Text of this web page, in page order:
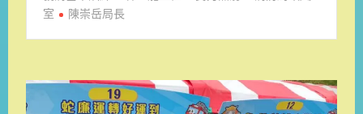
室
陳崇岳局長